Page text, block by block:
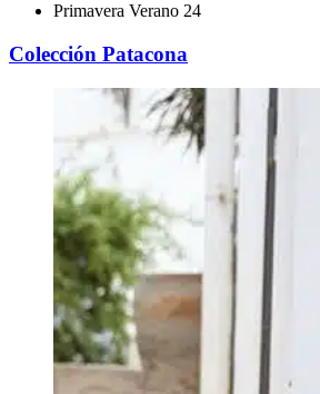
Primavera Verano 24
Colección Patacona